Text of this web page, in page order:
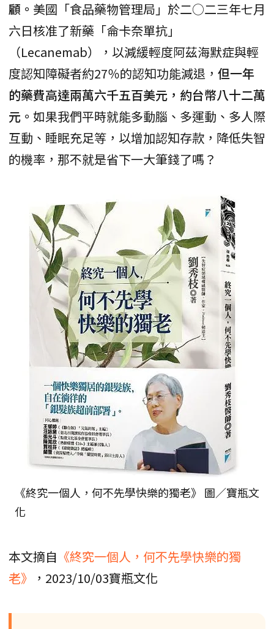
顧。 美國「食品藥物管理局」於二○二三年七月
六日核准了新藥「侖卡奈單抗」
（Lecanemab），以減緩輕度阿茲海默症與輕
度認知障礙者約27％的認知功能減退， 但一年
的藥費高達兩萬六千五百美元，約台幣八十二萬
元。 如果我們平時就能多動腦、多運動、多人際
互動、睡眠充足等，以增加認知存款，降低失智
的機率，那不就是省下一大筆錢了嗎？
《終究一個人，何不先學快樂的獨老》 圖／寶瓶文
化
本文摘自 《終究一個人，何不先學快樂的獨
老》
，2023/10/03寶瓶文化